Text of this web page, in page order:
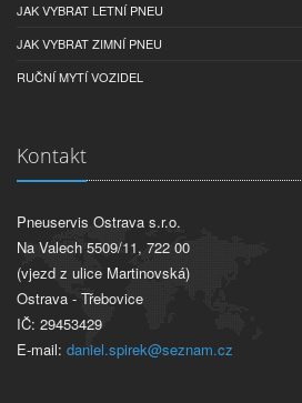
JAK VYBRAT LETNÍ PNEU
JAK VYBRAT ZIMNÍ PNEU
RUČNÍ MYTÍ VOZIDEL
Kontakt
Pneuservis Ostrava s.r.o.
Na Valech 5509/11, 722 00
(vjezd z ulice Martinovská)
Ostrava - Třebovice
IČ: 29453429
E-mail: daniel.spirek@seznam.cz